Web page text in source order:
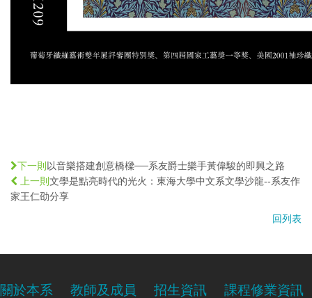
下一則 以音樂搭建創意橋樑──系友爵士樂手黃偉駿的即興之路
上一則 文學是點亮時代的光火：東海大學中文系文學沙龍--系友作
家王仁劭分享
回列表
關於本系 教師及成員 招生資訊
課程修業資訊